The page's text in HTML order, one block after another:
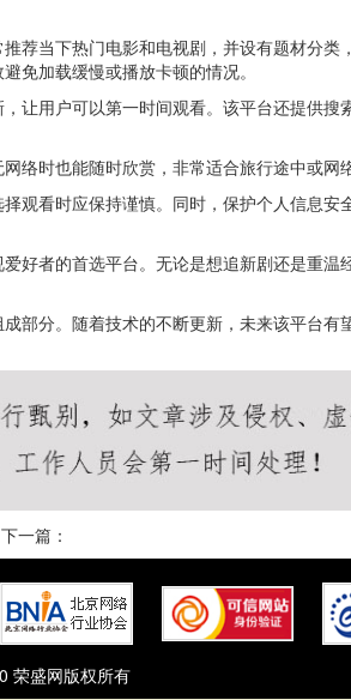
荐当下热门电影和电视剧，并设有题材分类
免加载缓慢或播放卡顿的情况。
让用户可以第一时间观看。该平台还提供搜
时也能随时欣赏，非常适合旅行途中或网
观看时应保持谨慎。同时，保护个人信息
者的首选平台。无论是想追新剧还是重温
部分。随着技术的不断更新，未来该平台有
下一篇：
荣盛网版权所有